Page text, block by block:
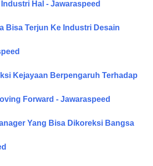
Hal - Jawaraspeed
Bisa Terjun Ke Industri Desain
Kejayaan Berpengaruh Terhadap
Forward - Jawaraspeed
Yang Bisa Dikoreksi Bangsa